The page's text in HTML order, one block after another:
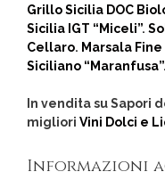
Grillo Sicilia DOC
Sicilia IGT “Miceli”.
Cellaro. Marsala Fine
Siciliano “Maranfusa”.
In vendita su Sapori
migliori Vini Dolci e
Informazioni